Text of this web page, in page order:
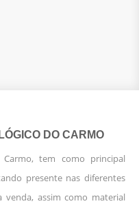
DO CARMO
tem como principal
presente nas diferentes
venda, assim como material